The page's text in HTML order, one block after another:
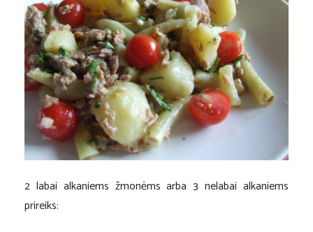
2 labai alkaniems žmonėms arba 3 nelabai alkaniems
prireiks: